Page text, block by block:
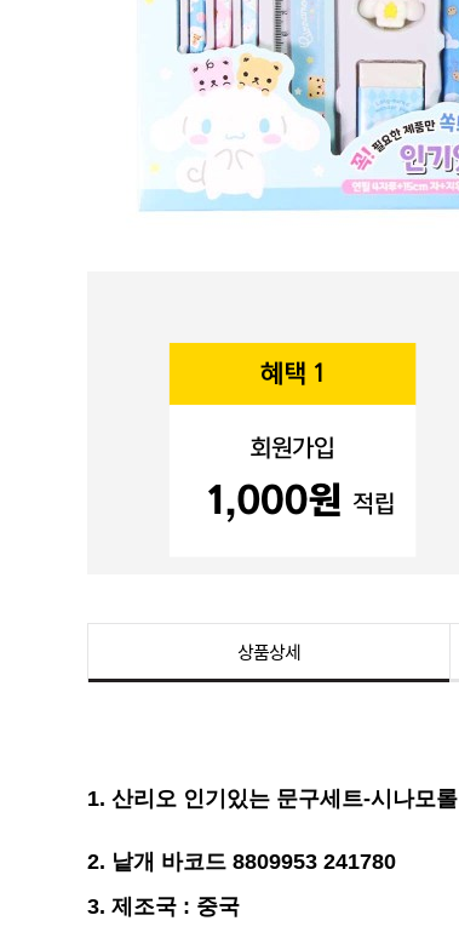
상품상세
1. 산리오 인기있는 문구세트-시나모롤
2. 낱개 바코드 8809953 241780
3. 제조국 : 중국